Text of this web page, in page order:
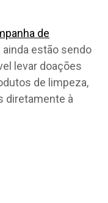
de
estão sendo
levar doações
de limpeza,
diretamente à